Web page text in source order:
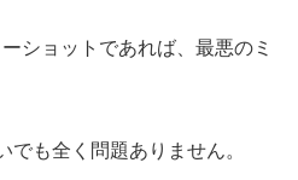
ショットであれば、最悪のミ
でも全く問題ありません。